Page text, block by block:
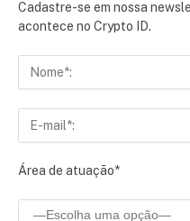
Cadastre-se em nossa
acontece no Crypto ID.
Área de atuação*